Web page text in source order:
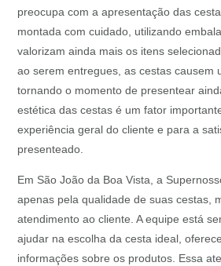
preocupa com a apresentação das
montada com cuidado, utilizando
valorizam ainda mais os itens
ao serem entregues, as cestas causem
tornando o momento de presentear
estética das cestas é um fator
experiência geral do cliente e para a
presenteado.
Em São João da Boa Vista, a
apenas pela qualidade de suas cestas,
atendimento ao cliente. A equipe está
ajudar na escolha da cesta ideal,
informações sobre os produtos. Essa